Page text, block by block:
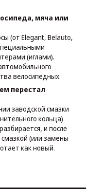
мяча или
(от Elegant, Belauto,
(иглами).
велосипедных.
перестал
заводской смазки
кольца)
и после
(или замены
как новый.